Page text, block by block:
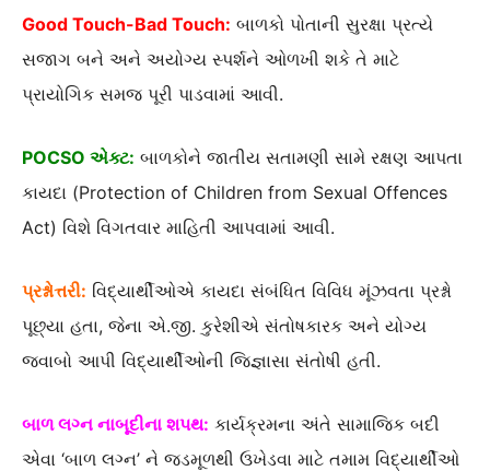
Good Touch-Bad Touch: બાળકો પોતાની સુરક્ષા પ્રત્યે
સજાગ બને અને અયોગ્ય સ્પર્શને ઓળખી શકે તે માટે
પ્રાયોગિક સમજ પૂરી પાડવામાં આવી.
POCSO એક્ટ: બાળકોને જાતીય સતામણી સામે રક્ષણ આપતા
કાયદા (Protection of Children from Sexual Offences
Act) વિશે વિગતવાર માહિતી આપવામાં આવી.
પ્રશ્નોત્તરી: વિદ્યાર્થીઓએ કાયદા સંબંધિત વિવિધ મૂંઝવતા પ્રશ્નો
પૂછ્યા હતા, જેના એ.જી. કુરેશીએ સંતોષકારક અને યોગ્ય
જવાબો આપી વિદ્યાર્થીઓની જિજ્ઞાસા સંતોષી હતી.
બાળ લગ્ન નાબૂદીના શપથ: કાર્યક્રમના અંતે સામાજિક બદી
એવા ‘બાળ લગ્ન’ ને જડમૂળથી ઉખેડવા માટે તમામ વિદ્યાર્થીઓ